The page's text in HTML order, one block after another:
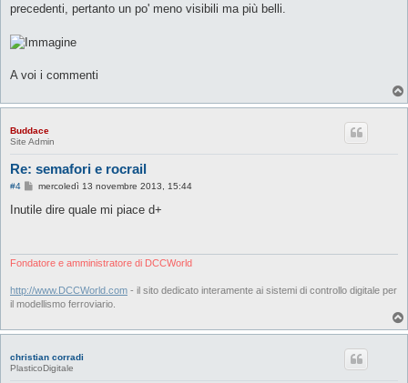
precedenti, pertanto un po' meno visibili ma più belli.
A voi i commenti
Buddace
Site Admin
Re: semafori e rocrail
#4
M
s
i
mercoledì 13 novembre 2013, 15:44
Inutile dire quale mi piace d+
Fondatore e amministratore di DCCWorld
http://www.DCCWorld.com - il sito dedicato interamente ai sistemi di controllo digitale per
il modellismo ferroviario.
christian corradi
PlasticoDigitale